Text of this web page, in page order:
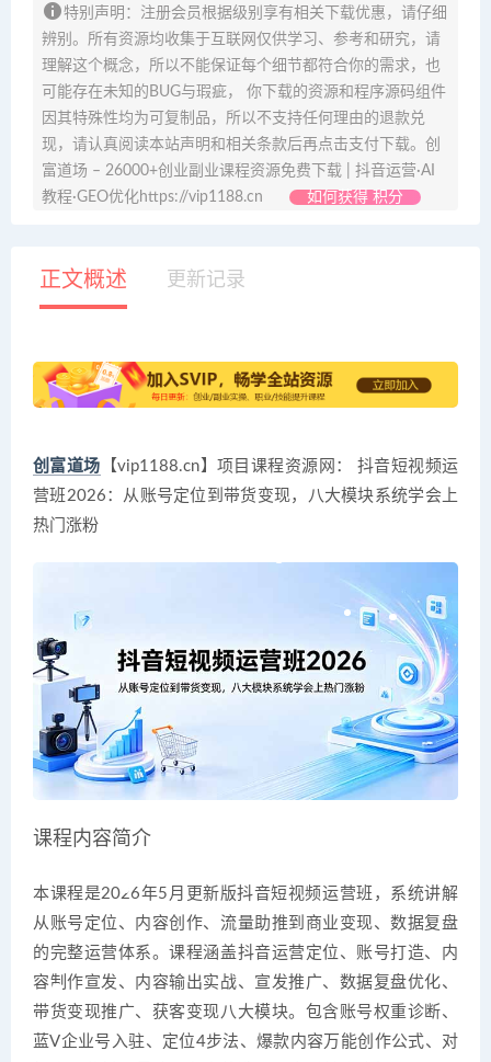
特别声明：注册会员根据级别享有相关下载优惠，请仔细
辨别。所有资源均收集于互联网仅供学习、参考和研究，请
理解这个概念，所以不能保证每个细节都符合你的需求，也
可能存在未知的BUG与瑕疵， 你下载的资源和程序源码组件
因其特殊性均为可复制品，所以不支持任何理由的退款兑
现，请认真阅读本站声明和相关条款后再点击支付下载。创
富道场 – 26000+创业副业课程资源免费下载 | 抖音运营·AI
教程·GEO优化https://vip1188.cn
如何获得 积分
正文概述 更新记录
创富道场 【vip1188.cn】项目课程资源网： 抖音短视频运
营班2026：从账号定位到带货变现，八大模块系统学会上
热门涨粉
课程内容简介
本课程是2026年5月更新版抖音短视频运营班，系统讲解
从账号定位、内容创作、流量助推到商业变现、数据复盘
的完整运营体系。课程涵盖抖音运营定位、账号打造、内
容制作宣发、内容输出实战、宣发推广、数据复盘优化、
带货变现推广、获客变现八大模块。包含账号权重诊断、
蓝V企业号入驻、定位4步法、爆款内容万能创作公式、对